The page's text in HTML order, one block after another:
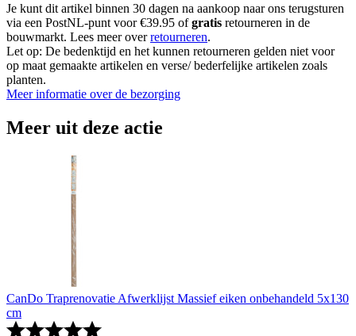
Je kunt dit artikel binnen 30 dagen na aankoop naar ons terugsturen
via een PostNL-punt voor €39.95 ofgratis retourneren in de
bouwmarkt. Lees meer overretourneren.
Let op: De bedenktijd en het kunnen retourneren gelden niet voor
op maat gemaakte artikelen en verse/ bederfelijke artikelen zoals
planten.
Meer informatie over de bezorging
Meer uit deze actie
CanDo Traprenovatie Afwerklijst Massief eiken onbehandeld 5x130
cm